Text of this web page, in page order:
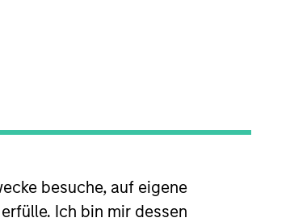
besuche, auf eigene
erfülle. Ich bin mir dessen
He is responsible
and several